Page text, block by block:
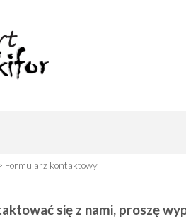
Formularz kontaktowy
się z nami, proszę